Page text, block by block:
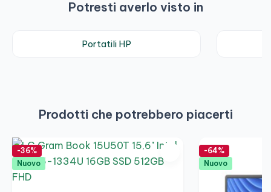
Potresti averlo visto in
Portatili HP
Prodotti che potrebbero piacerti
-36%
Nuovo
-64%
Nuovo